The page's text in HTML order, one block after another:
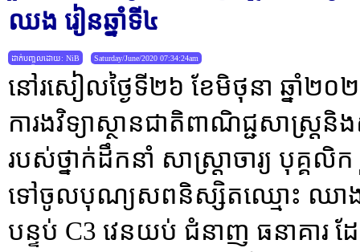
ឈង រៀនឆ្នាំទី៤
ដាក់បញ្ចូលដោយ: NiB Saturday/June/2020 07:34:24am
នៅរសៀលថ្ងៃទី២៦ ខែមិថុនា ឆ្នាំ២
ការងវិទ្យាស្ថានជាតិពាណិជ្ជសាស្រ្
របស់ថ្នាក់ដឹកនាំ សាស្រ្តាចារ្យ បុគ្គលិ
ទៅចូលបុណ្យសពនិស្សិតឈ្មោះ ឈាង
បន្ទប់ C3 វេនយប់ ជំនាញ ធនាគា